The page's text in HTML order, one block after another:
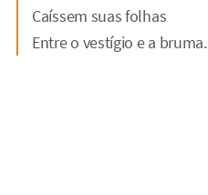
Caíssem suas folhas
Entre o vestígio e a bruma.